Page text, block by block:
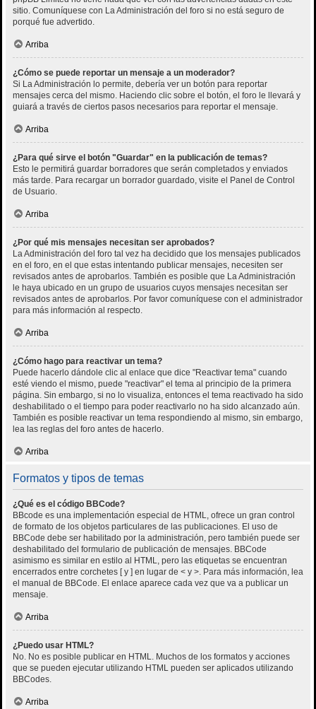
sitio. Comuníquese con La Administración del foro si no está seguro de
porqué fue advertido.
Arriba
¿Cómo se puede reportar un mensaje a un moderador?
Si La Administración lo permite, debería ver un botón para reportar
mensajes cerca del mismo. Haciendo clic sobre el botón, el foro le llevará y
guiará a través de ciertos pasos necesarios para reportar el mensaje.
Arriba
¿Para qué sirve el botón "Guardar" en la publicación de temas?
Esto le permitirá guardar borradores que serán completados y enviados
más tarde. Para recargar un borrador guardado, visite el Panel de Control
de Usuario.
Arriba
¿Por qué mis mensajes necesitan ser aprobados?
La Administración del foro tal vez ha decidido que los mensajes publicados
en el foro, en el que estas intentando publicar mensajes, necesiten ser
revisados antes de aprobarlos. También es posible que La Administración
le haya ubicado en un grupo de usuarios cuyos mensajes necesitan ser
revisados antes de aprobarlos. Por favor comuníquese con el administrador
para más información al respecto.
Arriba
¿Cómo hago para reactivar un tema?
Puede hacerlo dándole clic al enlace que dice "Reactivar tema" cuando
esté viendo el mismo, puede "reactivar" el tema al principio de la primera
página. Sin embargo, si no lo visualiza, entonces el tema reactivado ha sido
deshabilitado o el tiempo para poder reactivarlo no ha sido alcanzado aún.
También es posible reactivar un tema respondiendo al mismo, sin embargo,
lea las reglas del foro antes de hacerlo.
Arriba
Formatos y tipos de temas
¿Qué es el código BBCode?
BBcode es una implementación especial de HTML, ofrece un gran control
de formato de los objetos particulares de las publicaciones. El uso de
BBCode debe ser habilitado por la administración, pero también puede ser
deshabilitado del formulario de publicación de mensajes. BBCode
asimismo es similar en estilo al HTML, pero las etiquetas se encuentran
encerrados entre corchetes [ y ] en lugar de < y >. Para más información, lea
el manual de BBCode. El enlace aparece cada vez que va a publicar un
mensaje.
Arriba
¿Puedo usar HTML?
No. No es posible publicar en HTML. Muchos de los formatos y acciones
que se pueden ejecutar utilizando HTML pueden ser aplicados utilizando
BBCodes.
Arriba